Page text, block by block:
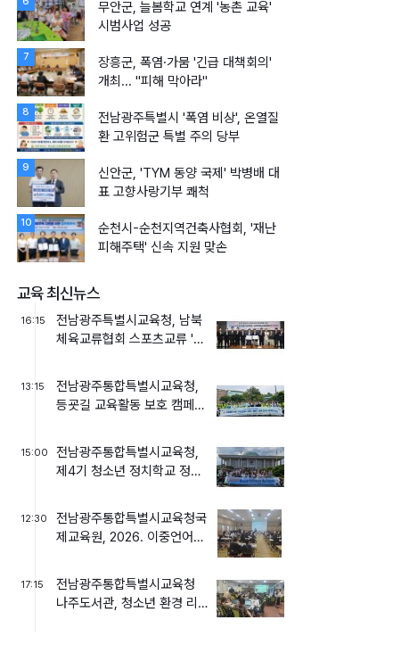
무안군, 늘봄학교 연계 '농촌 교육'
시범사업 성공
7
장흥군, 폭염·가뭄 '긴급 대책회의'
개최... "피해 막아라"
8
전남광주특별시 '폭염 비상', 온열질
환 고위험군 특별 주의 당부
9
신안군, 'TYM 동양 국제' 박병배 대
표 고향사랑기부 쾌척
10
순천시-순천지역건축사협회, '재난
피해주택' 신속 지원 맞손
교육 최신뉴스
16:15
전남광주특별시교육청, 남북
체육교류협회 스포츠교류 '활
13:15
전남광주통합특별시교육청,
등굣길 교육활동 보호 캠페인
15:00
전남광주통합특별시교육청,
제4기 청소년 정치학교 정치
12:30
전남광주통합특별시교육청국
제교육원, 2026. 이중언어
17:15
전남광주통합특별시교육청
나주도서관, 청소년 환경 리